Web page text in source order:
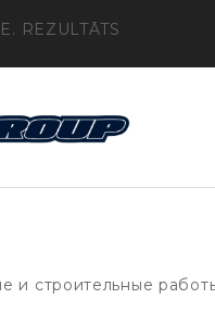
REZULTĀTS
и строительные